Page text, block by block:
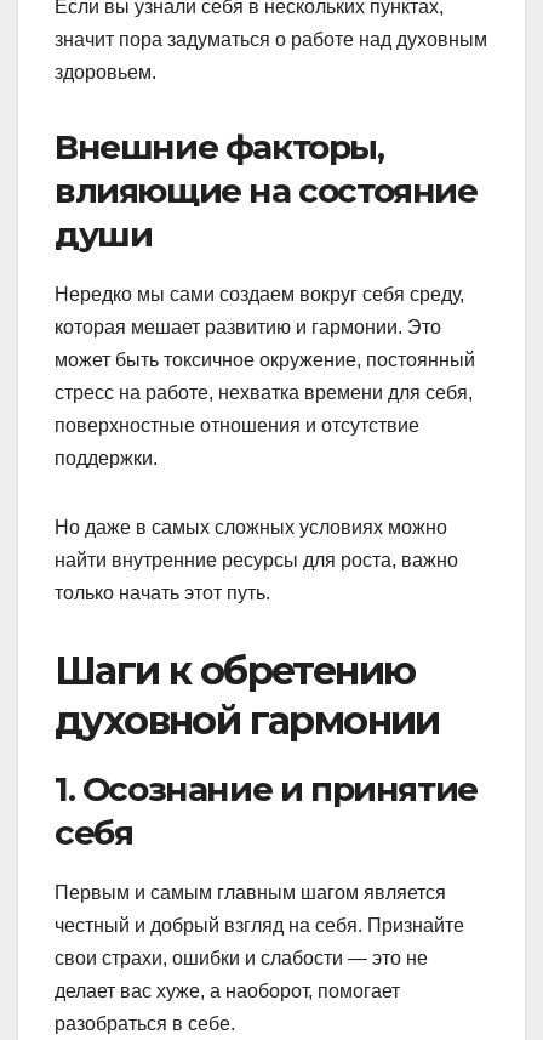
Если вы узнали себя в нескольких пунктах,
значит пора задуматься о работе над духовным
здоровьем.
Внешние факторы,
влияющие на состояние
души
Нередко мы сами создаем вокруг себя среду,
которая мешает развитию и гармонии. Это
может быть токсичное окружение, постоянный
стресс на работе, нехватка времени для себя,
поверхностные отношения и отсутствие
поддержки.
Но даже в самых сложных условиях можно
найти внутренние ресурсы для роста, важно
только начать этот путь.
Шаги к обретению
духовной гармонии
1. Осознание и принятие
себя
Первым и самым главным шагом является
честный и добрый взгляд на себя. Признайте
свои страхи, ошибки и слабости — это не
делает вас хуже, а наоборот, помогает
разобраться в себе.